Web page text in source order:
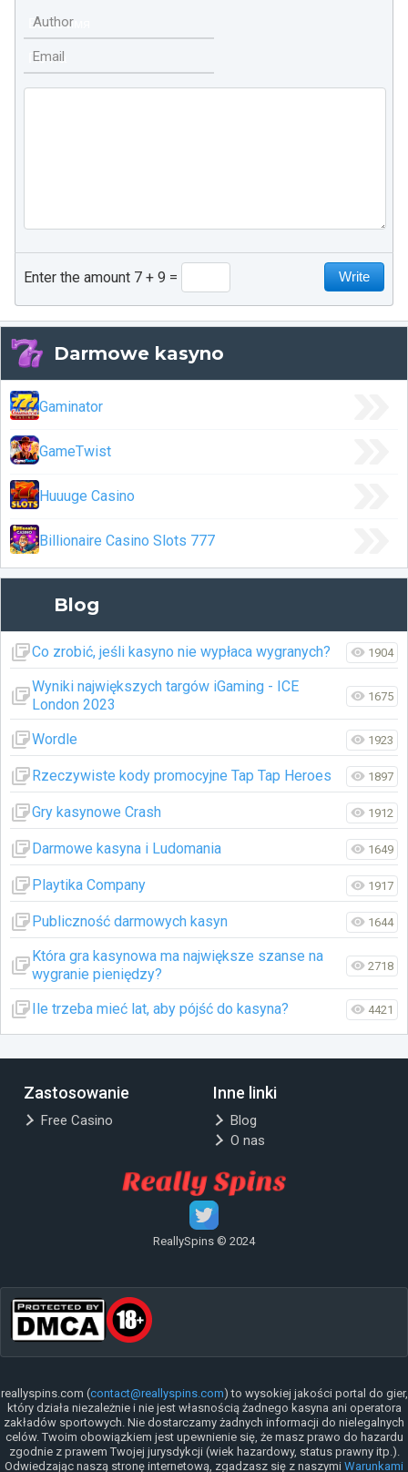
Author
Email
Enter the amount 7 + 9
Darmowe kasyno
Gaminator
GameTwist
Huuuge Casino
Billionaire Casino Slots 777
Blog
Co zrobić, jeśli kasyno nie wypłaca wygranych? 1904
Wyniki największych targów iGaming - ICE
London 2023
1675
Wordle 1923
Rzeczywiste kody promocyjne Tap Tap Heroes 1897
Gry kasynowe Crash 1912
Darmowe kasyna i Ludomania 1649
Playtika Company 1917
Publiczność darmowych kasyn 1644
Która gra kasynowa ma największe szanse na
wygranie pieniędzy?
2718
Ile trzeba mieć lat, aby pójść do kasyna? 4421
Zastosowanie
Free Casino
Inne linki
Blog
O nas
ReallySpins © 2024
reallyspins.com (contact@reallyspins.com) to wysokiej jakości portal do gier,
który działa niezależnie i nie jest własnością żadnego kasyna ani operatora
zakładów sportowych. Nie dostarczamy żadnych informacji do nielegalnych
celów. Twoim obowiązkiem jest upewnienie się, że masz prawo do hazardu
zgodnie z prawem Twojej jurysdykcji (wiek hazardowy, status prawny itp.).
Odwiedzając naszą stronę internetową, zgadzasz się z naszymi Warunkami